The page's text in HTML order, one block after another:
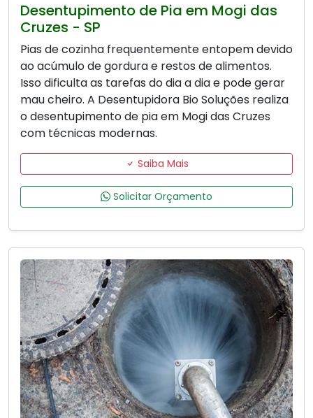
Desentupimento de Pia em Mogi das
Cruzes - SP
Pias de cozinha frequentemente entopem devido
ao acúmulo de gordura e restos de alimentos.
Isso dificulta as tarefas do dia a dia e pode gerar
mau cheiro. A Desentupidora Bio Soluções realiza
o desentupimento de pia em Mogi das Cruzes
com técnicas modernas.
Saiba Mais
Solicitar Orçamento